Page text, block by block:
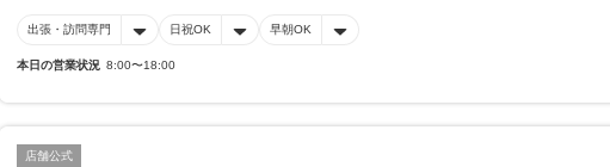
出張・訪問専門 日祝OK 早朝OK
本日の営業状況 8:00〜18:00
店舗公式